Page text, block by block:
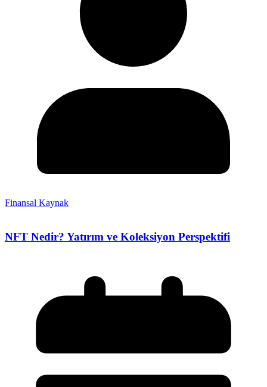
Finansal Kaynak
NFT Nedir? Yatırım ve Koleksiyon Perspektifi